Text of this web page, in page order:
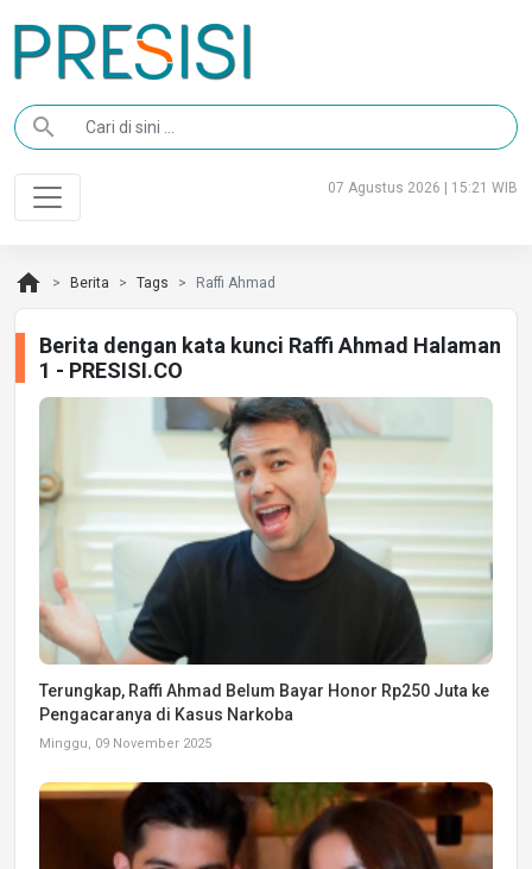
search
07 Agustus 2026 | 15:21 WIB
home Berita Tags Raffi Ahmad
Berita dengan kata kunci Raffi Ahmad Halaman
1 - PRESISI.CO
Terungkap, Raffi Ahmad Belum Bayar Honor Rp250 Juta ke
Pengacaranya di Kasus Narkoba
Minggu, 09 November 2025